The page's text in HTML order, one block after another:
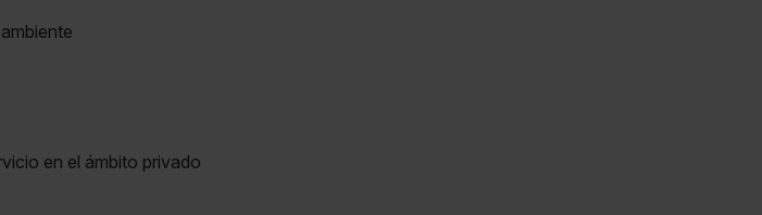
en el ámbito privado